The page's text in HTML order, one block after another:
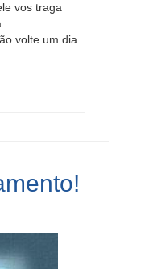
vos traga
volte um dia.